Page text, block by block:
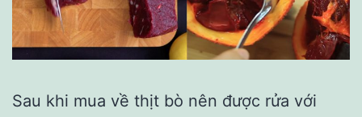
Sau khi mua về thịt bò nên được rửa với